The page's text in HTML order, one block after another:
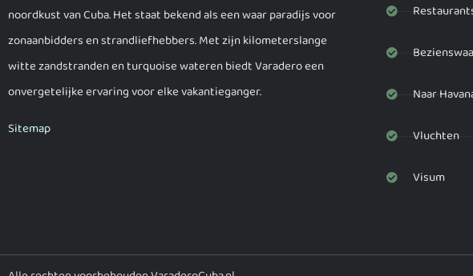
noordkust van Cuba. Het staat bekend als een waar paradijs voor
zonaanbidders en strandliefhebbers. Met zijn kilometerslange
witte zandstranden en turquoise wateren biedt Varadero een
onvergetelijke ervaring voor elke vakantieganger.
Sitemap
Naar
Vluchten
Visum